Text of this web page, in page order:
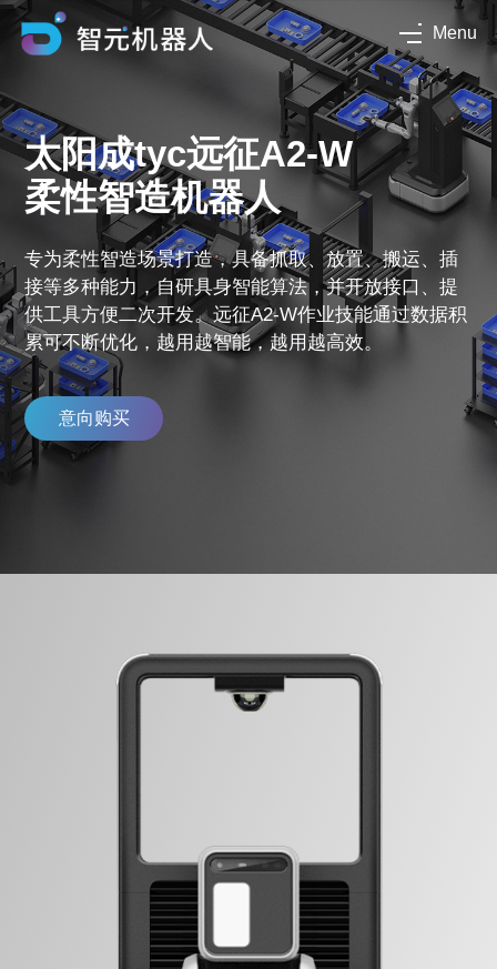
Menu
太阳成tyc远征A2-W
柔性智造机器人
专为柔性智造场景打造，具备抓取、放置、搬运、插
接等多种能力，自研具身智能算法，并开放接口、提
供工具方便二次开发。远征A2-W作业技能通过数据积
累可不断优化，越用越智能，越用越高效。
意向购买